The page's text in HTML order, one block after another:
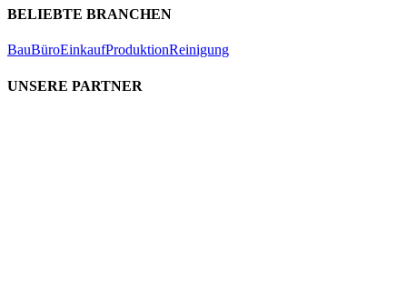
BELIEBTE BRANCHEN
BauBüroEinkaufProduktionReinigung
UNSERE PARTNER